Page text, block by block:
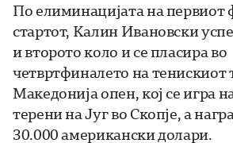
По елиминацијата на первиот
стартот, Калин Ивановски
и второто коло и се пласира во
четвртфиналето на тенискиот
Македонија опен, кој се игра
терени на Југ во Скопје, а
30.000 американски долари.